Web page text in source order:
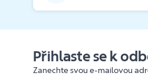
Přihlaste se k
Zanechte svou e-mailovou